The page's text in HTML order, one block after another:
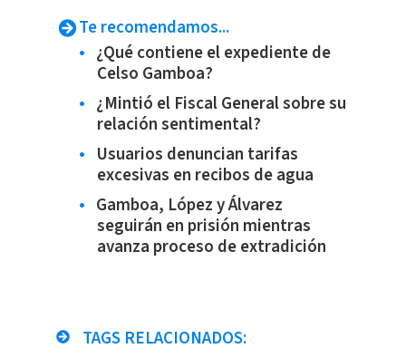
Te recomendamos...
¿Qué contiene el expediente de
Celso Gamboa?
¿Mintió el Fiscal General sobre su
relación sentimental?
Usuarios denuncian tarifas
excesivas en recibos de agua
Gamboa, López y Álvarez
seguirán en prisión mientras
avanza proceso de extradición
TAGS RELACIONADOS: